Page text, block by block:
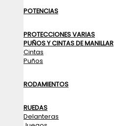
POTENCIAS
PROTECCIONES VARIAS
PUÑOS Y CINTAS DE MANILLAR
Cintas
Puños
RODAMIENTOS
RUEDAS
Delanteras